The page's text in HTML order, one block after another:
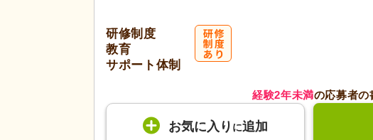
研修制度
教育
サポート体制
経験2年未満の応募者の
お気に入り に追加